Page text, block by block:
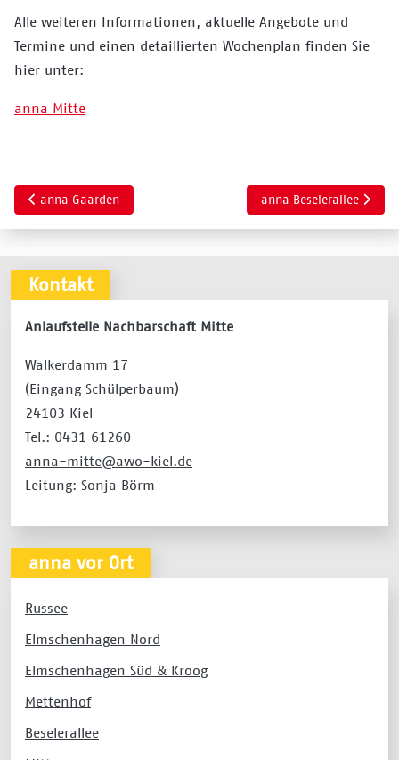
Alle weiteren Informationen, aktuelle Angebote und
Termine und einen detaillierten Wochenplan finden Sie
hier unter:
anna Mitte
Vorheriger Beitrag: anna Gaarden
anna Gaarden Nächster Beitrag: anna
anna Beselerallee
Kontakt
Anlaufstelle Nachbarschaft Mitte
Walkerdamm 17
(Eingang Schülperbaum)
24103 Kiel
Tel.: 0431 61260
anna-mitte@awo-kiel.de
Leitung: Sonja Börm
anna vor Ort
Russee
Elmschenhagen Nord
Elmschenhagen Süd & Kroog
Mettenhof
Beselerallee